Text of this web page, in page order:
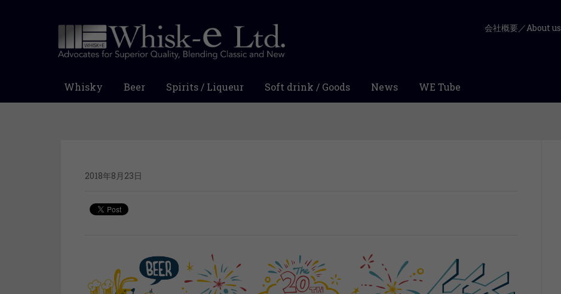
会社概要／About us
Whisky Beer Spirits / Liqueur Soft drink / Goods News WE Tube
2018年8月23日